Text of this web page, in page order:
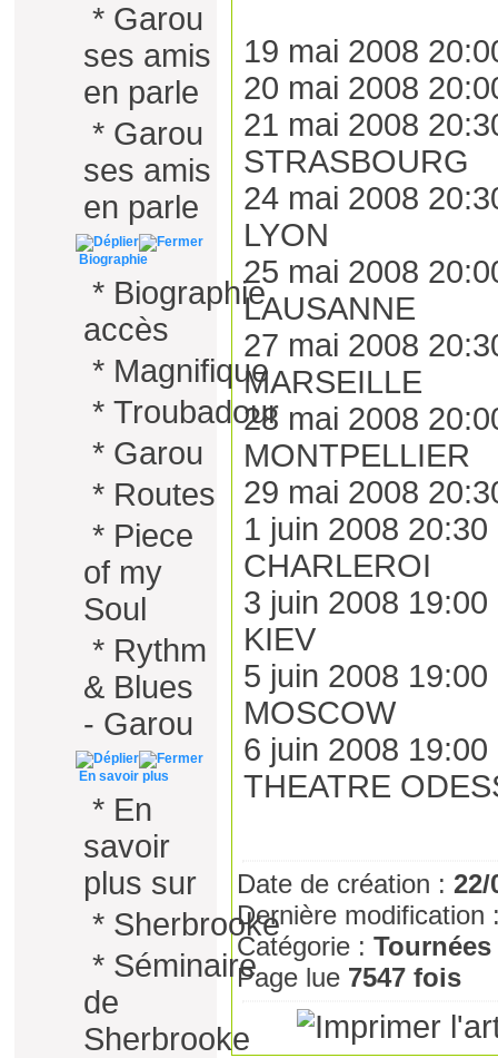
* Garou
ses amis
en parle
* Garou
ses amis
en parle
Biographie
* Biographie
accès
* Magnifique
* Troubadour
* Garou
* Routes
* Piece
of my
Soul
* Rythm
& Blues
- Garou
En savoir plus
* En
savoir
plus sur
* Sherbrooke
* Séminaire
de
Sherbrooke
19 mai 2008
20 mai 2008
21 mai 2008
STRASBOURG
24 mai 2008
LYON
25 mai 2008
LAUSANNE
27 mai 2008
MARSEILLE
28 mai 2008
MONTPELLIER
29 mai 2008
1 juin 2008
CHARLEROI
3 juin 2008
KIEV
5 juin 2008
MOSCOW
6 juin 2008
THEATRE
Date de création : 22/
Dernière
Catégorie : Tournées
Page lue 7547 fois